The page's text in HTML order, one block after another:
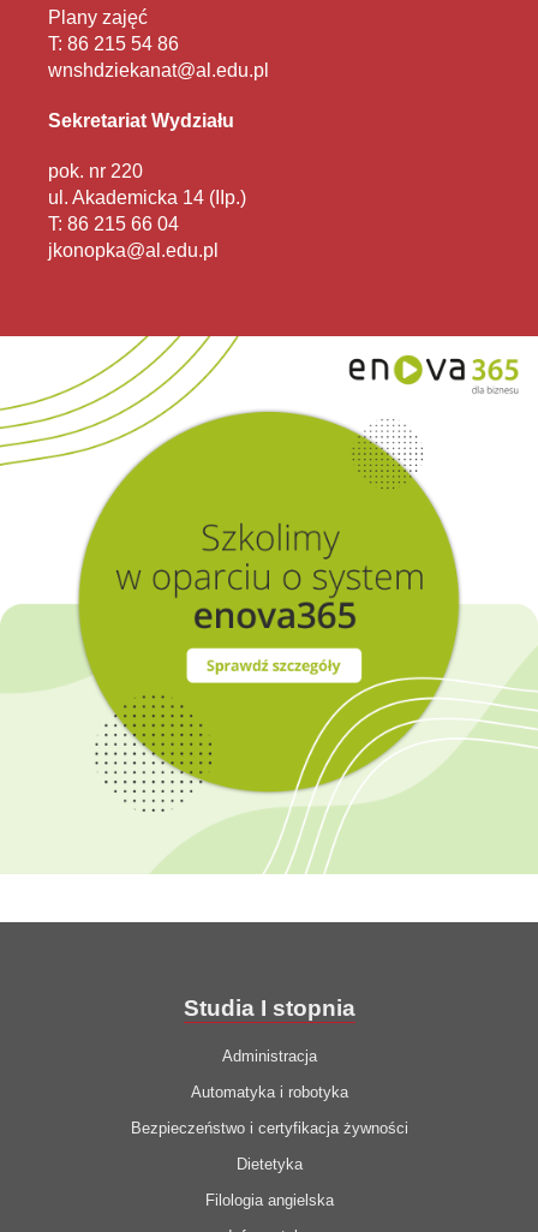
Plany zajęć
T: 86 215 54 86
wnshdziekanat@al.edu.pl
Sekretariat Wydziału
pok. nr 220
ul. Akademicka 14 (IIp.)
T: 86 215 66 04
jkonopka@al.edu.pl
Studia I stopnia
Administracja
Automatyka i robotyka
Bezpieczeństwo i certyfikacja żywności
Dietetyka
Filologia angielska